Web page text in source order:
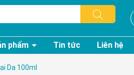
phẩm Tin tức Liên hệ
Da 100ml